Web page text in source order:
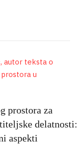
prostora za
delatnosti:
aspekti